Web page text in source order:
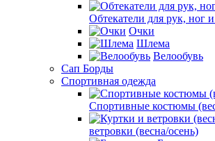
Обтекатели для рук, ног
Очки
Шлема
Велообувь
Сап Борды
Спортивная одежда
Спортивные костюмы
ветровки (весна/осень)